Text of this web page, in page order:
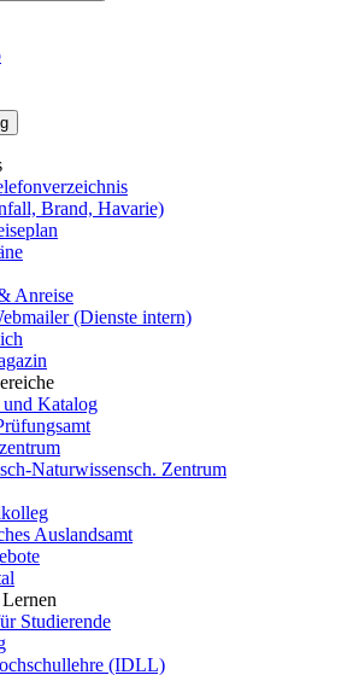
Brand, Havarie)
Anreise
(Dienste intern)
Katalog
Naturwissensch. Zentrum
Auslandsamt
Studierende
(IDLL)